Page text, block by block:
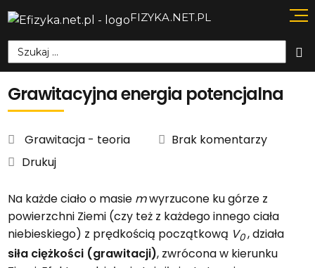
FIZYKA.NET.PL
Szukaj:
Grawitacyjna energia potencjalna
Grawitacja - teoria
Brak komentarzy
Drukuj
Na każde ciało o masie mwyrzucone ku górze z
powierzchni Ziemi (czy też z każdego innego ciała
niebieskiego) z prędkością początkową V0, działa
siła ciężkości (grawitacji), zwrócona w kierunku